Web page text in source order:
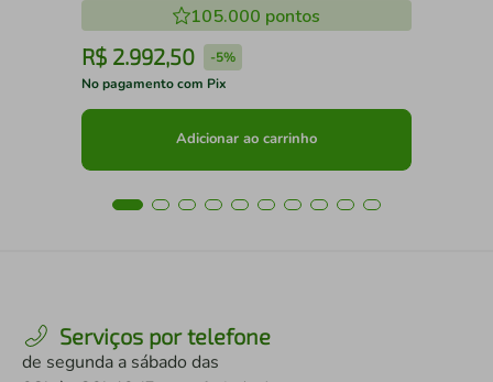
105.000 pontos
R$ 2.992,50 -5%
No pagamento com Pix
Adicionar ao carrinho
Serviços por telefone
de segunda a sábado das